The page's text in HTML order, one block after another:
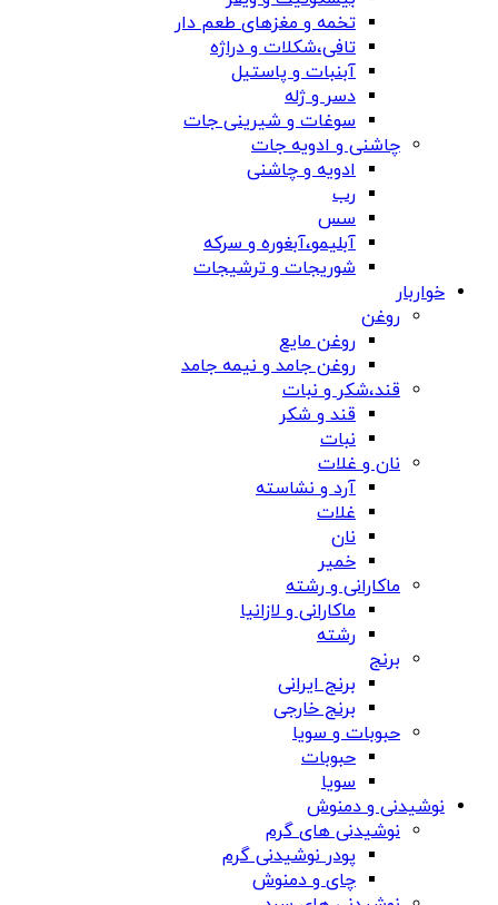
تخمه و مغزهای طعم دار
تافی،شکلات و دراژه
آبنبات و پاستیل
دسر و ژله
سوغات و شیرینی جات
چاشنی و ادویه جات
ادویه و چاشنی
رب
سس
آبلیمو،آبغوره و سرکه
شوریجات و ترشیجات
خواربار
روغن
روغن مایع
روغن جامد و نیمه جامد
قند،شکر و نبات
قند و شکر
نبات
نان و غلات
آرد و نشاسته
غلات
نان
خمیر
ماکارانی و رشته
ماکارانی و لازانیا
رشته
برنج
برنج ایرانی
برنج خارجی
حبوبات و سویا
حبوبات
سویا
نوشیدنی و دمنوش
نوشیدنی های گرم
پودر نوشیدنی گرم
چای و دمنوش